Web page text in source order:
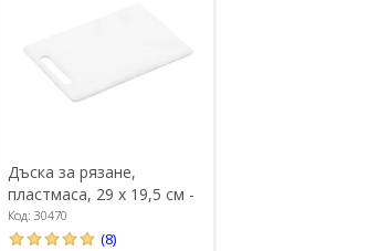
Дъска за рязане,
пластмаса, 29 х 19,5 см -
Kesper
Код: 30470
(8)